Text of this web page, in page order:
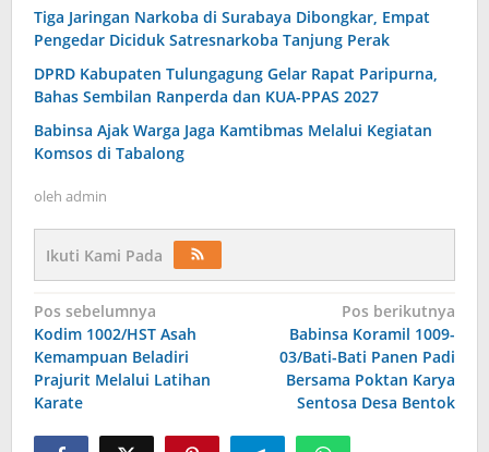
Tiga Jaringan Narkoba di Surabaya Dibongkar, Empat
Pengedar Diciduk Satresnarkoba Tanjung Perak
DPRD Kabupaten Tulungagung Gelar Rapat Paripurna,
Bahas Sembilan Ranperda dan KUA-PPAS 2027
Babinsa Ajak Warga Jaga Kamtibmas Melalui Kegiatan
Komsos di Tabalong
oleh admin
Ikuti Kami Pada
Navigasi
pos
Pos sebelumnya
Kodim 1002/HST Asah
Kemampuan Beladiri
Prajurit Melalui Latihan
Karate
Pos berikutnya
Babinsa Koramil 1009-
03/Bati-Bati Panen Padi
Bersama Poktan Karya
Sentosa Desa Bentok